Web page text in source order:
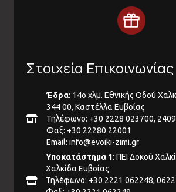
Στοιχεία Επικοινωνίας
Έδρα: 14ο χλμ. Εθνικής Οδού
344 00, Καστέλλα Ευβοίας
Τηλέφωνο: +30 2228 023700,
Φαξ: +30 22280 22001
Email: info@evoiki-zimi.gr
Υποκατάστημα 1: ΠΕΙ Δοκού
Χαλκίδα Ευβοίας
Τηλέφωνο: +30 2221 062248,